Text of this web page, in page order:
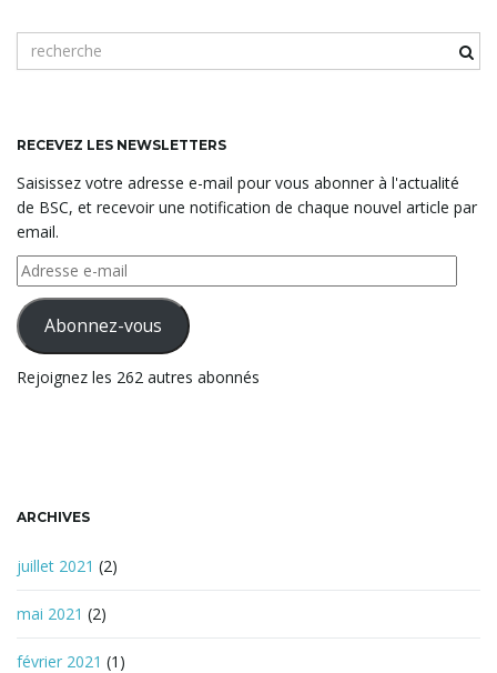
g
t
o
l
d
e
r
e
c
h
e
c
RECEVEZ LES NEWSLETTERS
Saisissez votre adresse e-mail pour vous abonner à l'actualité
de BSC, et recevoir une notification de chaque nouvel article par
email.
Adresse
e-
mailAbonnez-vous
Rejoignez les 262 autres abonnés
ARCHIVES
juillet 2021 (2)
mai 2021 (2)
février 2021 (1)